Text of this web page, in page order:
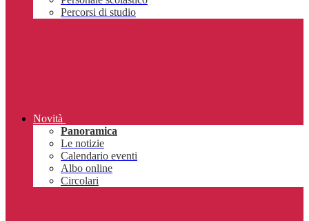
Percorsi di studio
Novità
Panoramica
Le notizie
Calendario eventi
Albo online
Circolari